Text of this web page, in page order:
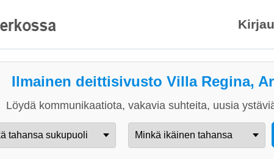
Ilmainen deittisivusto Villa Regina,
Löydä kommunikaatiota, vakavia suhteita, uusia